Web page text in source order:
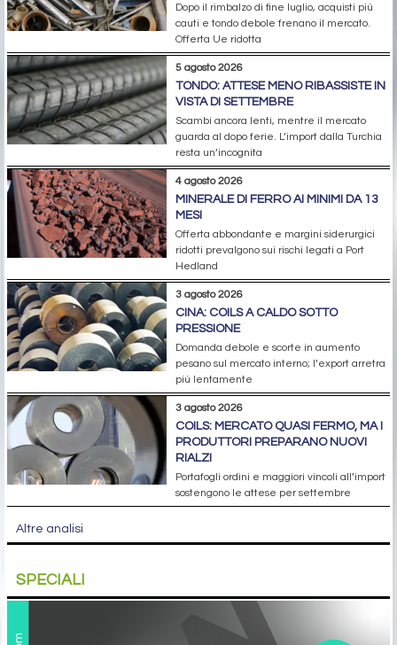
Dopo il rimbalzo di fine luglio, acquisti più
cauti e tondo debole frenano il mercato.
Offerta Ue ridotta
5 agosto 2026
TONDO: ATTESE MENO RIBASSISTE IN
VISTA DI SETTEMBRE
Scambi ancora lenti, mentre il mercato
guarda al dopo ferie. L’import dalla Turchia
resta un’incognita
4 agosto 2026
MINERALE DI FERRO AI MINIMI DA 13
MESI
Offerta abbondante e margini siderurgici
ridotti prevalgono sui rischi legati a Port
Hedland
3 agosto 2026
CINA: COILS A CALDO SOTTO
PRESSIONE
Domanda debole e scorte in aumento
pesano sul mercato interno; l’export arretra
più lentamente
3 agosto 2026
COILS: MERCATO QUASI FERMO, MA I
PRODUTTORI PREPARANO NUOVI
RIALZI
Portafogli ordini e maggiori vincoli all’import
sostengono le attese per settembre
Altre analisi
SPECIALI